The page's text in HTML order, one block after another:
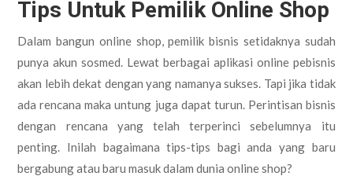
Tips Untuk Pemilik Online Shop
Dalam bangun online shop, pemilik bisnis setidaknya sudah
punya akun sosmed. Lewat berbagai aplikasi online pebisnis
akan lebih dekat dengan yang namanya sukses. Tapi jika tidak
ada rencana maka untung juga dapat turun. Perintisan bisnis
dengan rencana yang telah terperinci sebelumnya itu
penting. Inilah bagaimana tips-tips bagi anda yang baru
bergabung atau baru masuk dalam dunia online shop?